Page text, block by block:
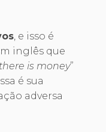
, e isso é
inglês que
is money”
é sua
adversa